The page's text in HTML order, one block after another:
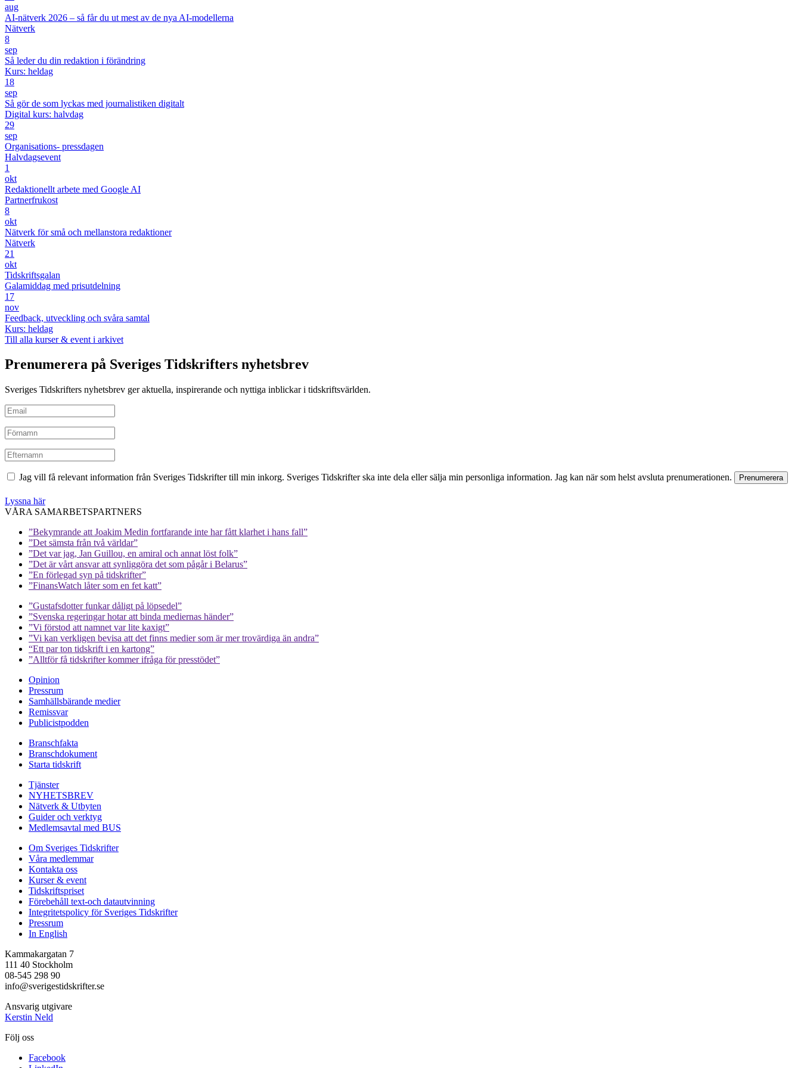
aug
AI-nätverk 2026 – så får du ut mest av de nya AI-modellerna
Nätverk
8
sep
Så leder du din redaktion i förändring
Kurs: heldag
18
sep
Så gör de som lyckas med journalistiken digitalt
Digital kurs: halvdag
29
sep
Organisations- pressdagen
Halvdagsevent
1
okt
Redaktionellt arbete med Google AI
Partnerfrukost
8
okt
Nätverk för små och mellanstora redaktioner
Nätverk
21
okt
Tidskriftsgalan
Galamiddag med prisutdelning
17
nov
Feedback, utveckling och svåra samtal
Kurs: heldag
Till alla kurser & event i arkivet
Prenumerera på Sveriges Tidskrifters nyhetsbrev
Sveriges Tidskrifters nyhetsbrev ger aktuella, inspirerande och nyttiga inblickar i tidskriftsvärlden.
Jag vill få relevant information från Sveriges Tidskrifter till min inkorg. Sveriges Tidskrifter ska inte dela eller sälja min personliga information. Jag kan när som helst avsluta prenumerationen.
Lyssna här
VÅRA SAMARBETSPARTNERS
”Bekymrande att Joakim Medin fortfarande inte har fått klarhet i hans fall”
”Det sämsta från två världar”
”Det var jag, Jan Guillou, en amiral och annat löst folk”
”Det är vårt ansvar att synliggöra det som pågår i Belarus”
”En förlegad syn på tidskrifter”
”FinansWatch låter som en fet katt”
”Gustafsdotter funkar dåligt på löpsedel”
”Svenska regeringar hotar att binda mediernas händer”
”Vi förstod att namnet var lite kaxigt”
”Vi kan verkligen bevisa att det finns medier som är mer trovärdiga än andra”
“Ett par ton tidskrift i en kartong”
”Alltför få tidskrifter kommer ifråga för presstödet”
Opinion
Pressrum
Samhällsbärande medier
Remissvar
Publicistpodden
Branschfakta
Branschdokument
Starta tidskrift
Tjänster
NYHETSBREV
Nätverk & Utbyten
Guider och verktyg
Medlemsavtal med BUS
Om Sveriges Tidskrifter
Våra medlemmar
Kontakta oss
Kurser & event
Tidskriftspriset
Förebehåll text-och datautvinning
Integritetspolicy för Sveriges Tidskrifter
Pressrum
In English
Kammakargatan 7
111 40 Stockholm
08-545 298 90
info@sverigestidskrifter.se
Ansvarig utgivare
Kerstin Neld
Följ oss
Facebook